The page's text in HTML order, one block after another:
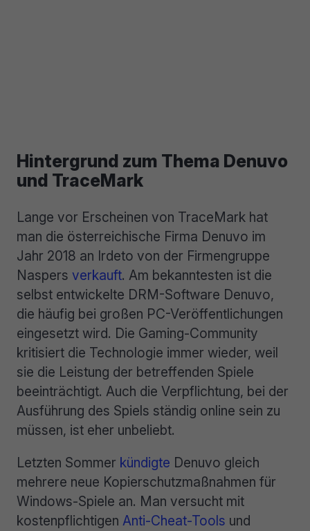
Hintergrund zum Thema Denuvo
und TraceMark
Lange vor Erscheinen von TraceMark hat
man die österreichische Firma Denuvo im
Jahr 2018 an Irdeto von der Firmengruppe
Naspers verkauft. Am bekanntesten ist die
selbst entwickelte DRM-Software Denuvo,
die häufig bei großen PC-Veröffentlichungen
eingesetzt wird. Die Gaming-Community
kritisiert die Technologie immer wieder, weil
sie die Leistung der betreffenden Spiele
beeinträchtigt. Auch die Verpflichtung, bei der
Ausführung des Spiels ständig online sein zu
müssen, ist eher unbeliebt.
Letzten Sommer kündigte Denuvo gleich
mehrere neue Kopierschutzmaßnahmen für
Windows-Spiele an. Man versucht mit
kostenpflichtigen Anti-Cheat-Tools und